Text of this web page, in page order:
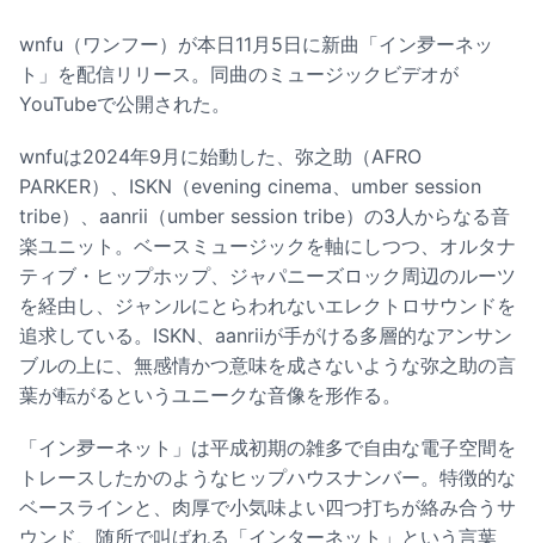
wnfu（ワンフー）が本日11月5日に新曲「イン夛ーネッ
ト」を配信リリース。同曲のミュージックビデオが
YouTubeで公開された。
wnfuは2024年9月に始動した、弥之助（AFRO
PARKER）、ISKN（evening cinema、umber session
tribe）、aanrii（umber session tribe）の3人からなる音
楽ユニット。ベースミュージックを軸にしつつ、オルタナ
ティブ・ヒップホップ、ジャパニーズロック周辺のルーツ
を経由し、ジャンルにとらわれないエレクトロサウンドを
追求している。ISKN、aanriiが手がける多層的なアンサン
ブルの上に、無感情かつ意味を成さないような弥之助の言
葉が転がるというユニークな音像を形作る。
「イン夛ーネット」は平成初期の雑多で自由な電子空間を
トレースしたかのようなヒップハウスナンバー。特徴的な
ベースラインと、肉厚で小気味よい四つ打ちが絡み合うサ
ウンド、随所で叫ばれる「インターネット」という言葉